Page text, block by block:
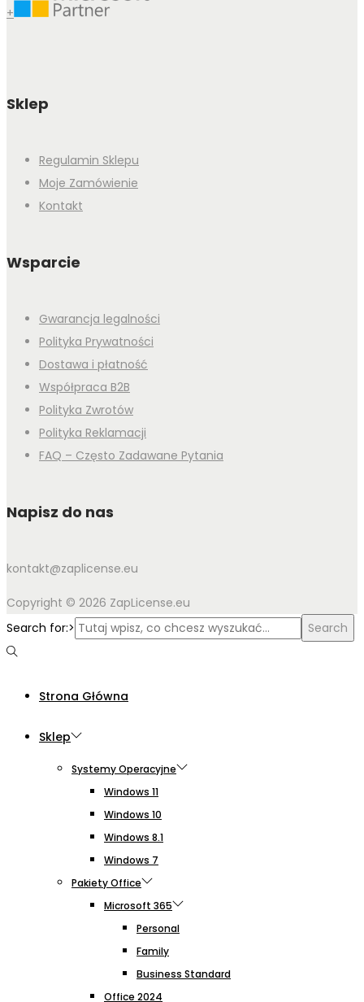
+
Sklep
Regulamin Sklepu
Moje Zamówienie
Kontakt
Wsparcie
Gwarancja legalności
Polityka Prywatności
Dostawa i płatność
Współpraca B2B
Polityka Zwrotów
Polityka Reklamacji
FAQ – Często Zadawane Pytania
Napisz do nas
kontakt@zaplicense.eu
Copyright © 2026 ZapLicense.eu
Search for:>
Search
Strona Główna
Sklep
Systemy Operacyjne
Windows 11
Windows 10
Windows 8.1
Windows 7
Pakiety Office
Microsoft 365
Personal
Family
Business Standard
Office 2024